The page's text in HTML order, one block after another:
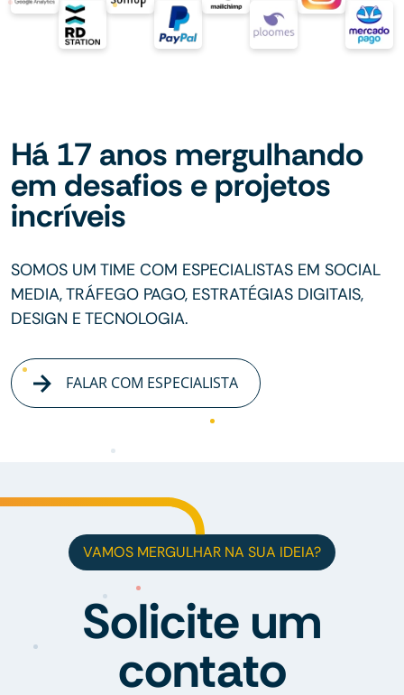
Há 17 anos mergulhando
em desafios e projetos
incríveis
SOMOS UM TIME COM ESPECIALISTAS EM SOCIAL
MEDIA, TRÁFEGO PAGO, ESTRATÉGIAS DIGITAIS,
DESIGN E TECNOLOGIA.
FALAR COM ESPECIALISTA
VAMOS MERGULHAR NA SUA IDEIA?
Solicite um
contato